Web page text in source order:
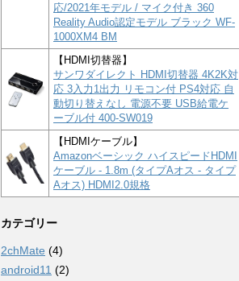
応/2021年モデル / マイク付き 360
Reality Audio認定モデル ブラック WF-
1000XM4 BM
【HDMI切替器】
サンワダイレクト HDMI切替器 4K2K対
応 3入力1出力 リモコン付 PS4対応 自
動切り替えなし 電源不要 USB給電ケ
ーブル付 400-SW019
【HDMIケーブル】
Amazonベーシック ハイスピードHDMI
ケーブル - 1.8m (タイプAオス - タイプ
Aオス) HDMI2.0規格
カテゴリー
2chMate (4)
android11 (2)